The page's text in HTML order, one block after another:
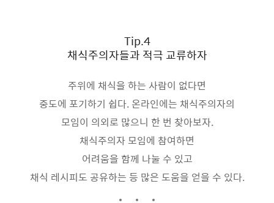
Tip.4
채식주의자들과 적극 교류하자
주위에 채식을 하는 사람이 없다면
중도에 포기하기 쉽다. 온라인에는 채식주의자의
모임이 의외로 많으니 한 번 찾아보자.
채식주의자 모임에 참여하면
어려움을 함께 나눌 수 있고
채식 레시피도 공유하는 등 많은 도움을 얻을 수 있다.